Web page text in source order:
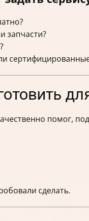
запчасти?
помог,
сделать.